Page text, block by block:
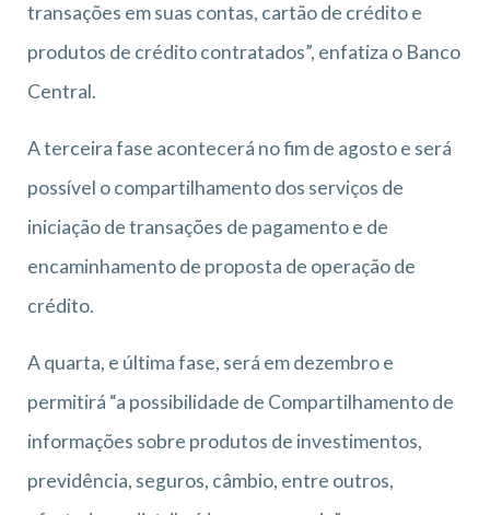
transações em suas contas, cartão de crédito e
produtos de crédito contratados”, enfatiza o Banco
Central.
A terceira fase acontecerá no fim de agosto e será
possível o compartilhamento dos serviços de
iniciação de transações de pagamento e de
encaminhamento de proposta de operação de
crédito.
A quarta, e última fase, será em dezembro e
permitirá “a possibilidade de Compartilhamento de
informações sobre produtos de investimentos,
previdência, seguros, câmbio, entre outros,